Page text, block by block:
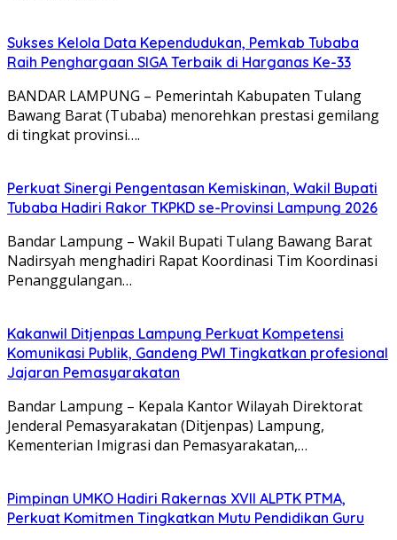
Sukses Kelola Data Kependudukan, Pemkab Tubaba
Raih Penghargaan SIGA Terbaik di Harganas Ke-33
BANDAR LAMPUNG – Pemerintah Kabupaten Tulang
Bawang Barat (Tubaba) menorehkan prestasi gemilang
di tingkat provinsi….
Perkuat Sinergi Pengentasan Kemiskinan, Wakil Bupati
Tubaba Hadiri Rakor TKPKD se-Provinsi Lampung 2026
Bandar Lampung – Wakil Bupati Tulang Bawang Barat
Nadirsyah menghadiri Rapat Koordinasi Tim Koordinasi
Penanggulangan…
Kakanwil Ditjenpas Lampung Perkuat Kompetensi
Komunikasi Publik, Gandeng PWI Tingkatkan profesional
Jajaran Pemasyarakatan
Bandar Lampung – Kepala Kantor Wilayah Direktorat
Jenderal Pemasyarakatan (Ditjenpas) Lampung,
Kementerian Imigrasi dan Pemasyarakatan,…
Pimpinan UMKO Hadiri Rakernas XVII ALPTK PTMA,
Perkuat Komitmen Tingkatkan Mutu Pendidikan Guru